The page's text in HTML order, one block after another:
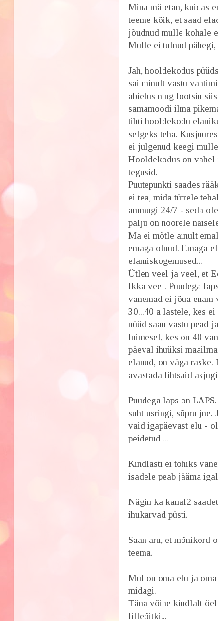
Mina mäletan, kuidas
teeme kõik, et saad
jõudnud mulle kohale
Mulle ei tulnud pähegi,
Jah, hooldekodus
sai minult vastu
abielus ning lootsin
samamoodi ilma
tihti hooldekodu
selgeks teha.
ei julgenud keegi
Hooldekodus on
tegusid.
Puutepunkti saades
ei tea, mida tütrele
ammugi 24/7 - seda
palju on noorele
Ma ei mõtle ainult
emaga olnud. Emaga
elamiskogemused...
Ütlen veel ja veel, et
Ikka veel. Puudega
vanemad ei jõua
30...40 a lastele, kes
nüüd saan vastu pead
Inimesel, kes on 40
päeval ihuüksi
elanud, on väga
avastada lihtsaid
Puudega laps on
suhtlusringi, sõpru jne.
vaid igapäevast elu -
peidetud ...
Kindlasti ei tohiks
isadele peab jääma
Nägin ka kanal2
ihukarvad püsti.
Saan aru, et mõnikord
teema.
Mul on oma elu ja
midagi.
Täna võine kindlalt
lilleõitki...